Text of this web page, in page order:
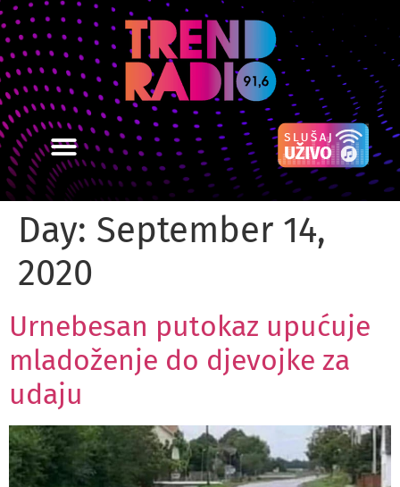
Day: September 14,
2020
Urnebesan putokaz upućuje
mladoženje do djevojke za
udaju